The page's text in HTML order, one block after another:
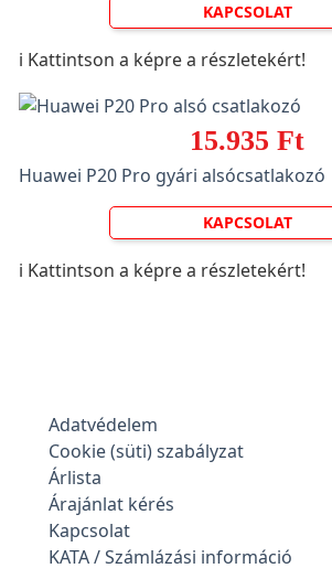
KAPCSOLAT
ℹ️ Kattintson a képre a részletekért!
15.935 Ft
Huawei P20 Pro gyári alsócsatlakozó
KAPCSOLAT
ℹ️ Kattintson a képre a részletekért!
Adatvédelem
Cookie (süti) szabályzat
Árlista
Árajánlat kérés
Kapcsolat
KATA / Számlázási információ